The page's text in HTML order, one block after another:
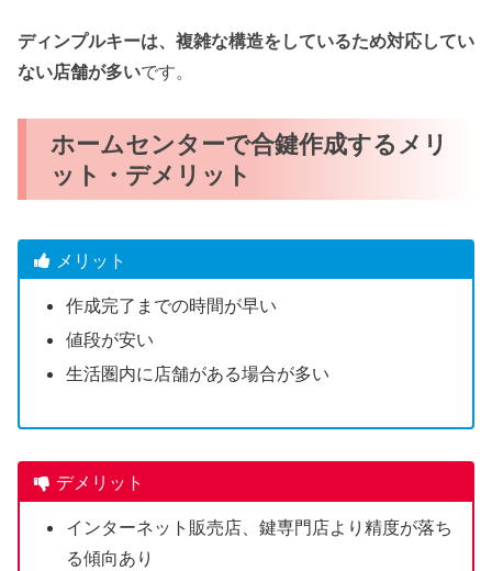
ディンプルキーは、複雑な構造をしているため対応してい
ない店舗が多いです。
ホームセンターで合鍵作成するメリ
ット・デメリット
メリット
作成完了までの時間が早い
値段が安い
生活圏内に店舗がある場合が多い
デメリット
インターネット販売店、鍵専門店より精度が落ち
る傾向あり